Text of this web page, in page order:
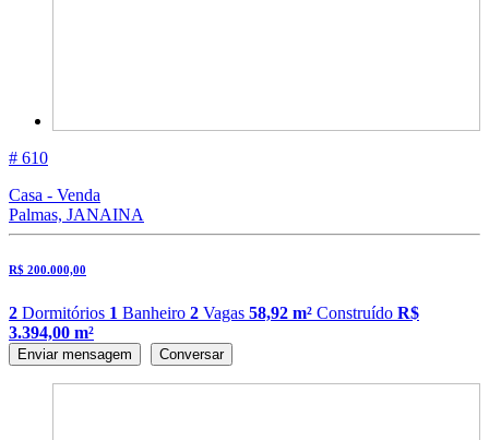
# 610
Casa - Venda
Palmas, JANAINA
R$ 200.000,00
2 Dormitórios 1 Banheiro 2 Vagas 58,92 m² Construído R$
3.394,00 m²
Enviar mensagem Conversar